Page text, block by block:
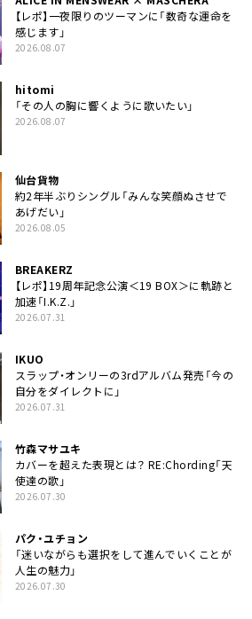
【レポ】一夜限りのツーマンに「数奇な運命を
感じます」
2026.08.07
hitomi
「その人の胸に響くように歌いたい」
2026.08.07
仙台貨物
約2年半ぶりシングル「みんな笑顔ぬさせで
あげだい」
2026.08.05
BREAKERZ
【レポ】19周年記念公演＜19 BOX＞に軌跡と
加速「I.K.Z.」
2026.07.31
IKUO
スラップ・オンリーの3rdアルバム発売「今の
自分をダイレクトに」
2026.07.31
竹森マサユキ
カバーを超えた表現とは？ RE:Chording「天
使達の歌」
2026.07.30
パク・ユチョン
「迷いながらも選択をして進んでいくことが
人生の魅力」
2026.07.30